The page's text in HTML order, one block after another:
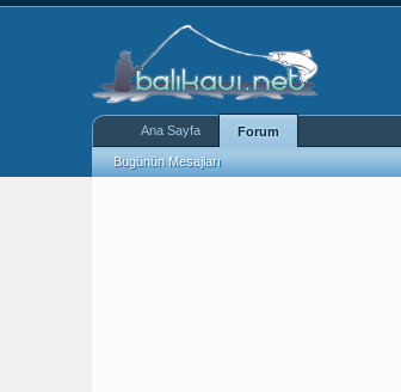
Ana Sayfa Forum
Bugünün Mesajları